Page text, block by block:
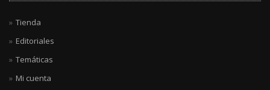
Tienda
Editoriales
Temáticas
Mi cuenta